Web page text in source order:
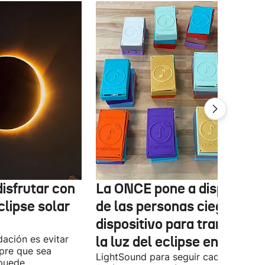
con
solar
es evitar
que sea
La ONCE pone a
de las personas ciegas un
dispositivo para
la luz del eclipse en
LightSound para seguir cada fase del